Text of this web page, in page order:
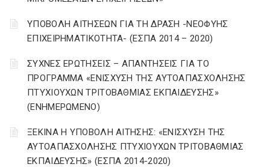
ΥΠΟΒΟΛΗ ΑΙΤΗΣΕΩΝ ΓΙΑ ΤΗ ΔΡΑΣΗ -ΝΕΟΦΥΗΣ
ΕΠΙΧΕΙΡΗΜΑΤΙΚΟΤΗΤΑ- (ΕΣΠΑ 2014 – 2020)
ΣΥΧΝΕΣ ΕΡΩΤΗΣΕΙΣ – ΑΠΑΝΤΗΣΕΙΣ ΓΙΑ ΤΟ
ΠΡΟΓΡΑΜΜΑ «ΕΝΙΣΧΥΣΗ ΤΗΣ ΑΥΤΟΑΠΑΣΧΟΛΗΣΗΣ
ΠΤΥΧΙΟΥΧΩΝ ΤΡΙΤΟΒΑΘΜΙΑΣ ΕΚΠΑΙΔΕΥΣΗΣ»
(ΕΝΗΜΕΡΩΜΕΝΟ)
ΞΕΚΙΝΑ Η ΥΠΟΒΟΛΗ ΑΙΤΗΣΗΣ: «ΕΝΙΣΧΥΣΗ ΤΗΣ
ΑΥΤΟΑΠΑΣΧΟΛΗΣΗΣ ΠΤΥΧΙΟΥΧΩΝ ΤΡΙΤΟΒΑΘΜΙΑΣ
ΕΚΠΑΙΔΕΥΣΗΣ» (ΕΣΠΑ 2014-2020)